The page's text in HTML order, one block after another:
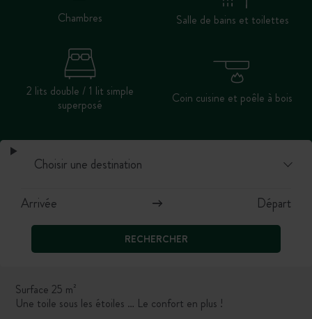
Chambres Salle de bains et toilettes
2 lits double / 1 lit simple
superposé
Coin cuisine et poêle à bois
RECHERCHER
Surface 25 m²
Une toile sous les étoiles … Le confort en plus !